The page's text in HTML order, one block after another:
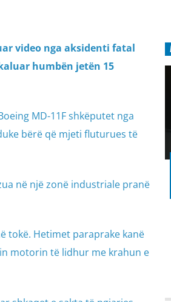
video nga aksidenti fatal
humbën jetën 15
MD-11F shkëputet nga
bërë që mjeti fluturues të
në një zonë industriale pranë
tokë. Hetimet paraprake kanë
motorin të lidhur me krahun e